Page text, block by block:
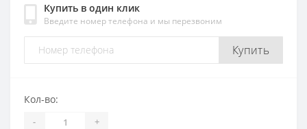
Купить в один клик
Введите номер телефона и мы перезвоним
Купить
Кол-во:
- +